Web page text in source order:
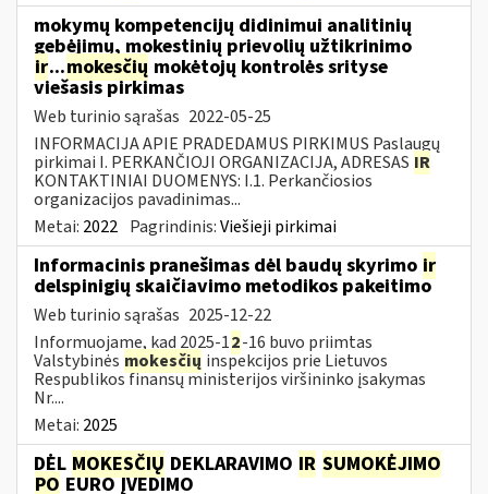
mokymų kompetencijų didinimui analitinių
gebėjimų, mokestinių prievolių užtikrinimo
ir...mokesčių mokėtojų kontrolės srityse
viešasis pirkimas
Web turinio sąrašas 2022-05-25
INFORMACIJA APIE PRADEDAMUS PIRKIMUS Paslaugų
pirkimai I. PERKANČIOJI ORGANIZACIJA, ADRESAS IR
KONTAKTINIAI DUOMENYS: I.1. Perkančiosios
organizacijos pavadinimas...
Metai: 2022 Pagrindinis:Viešieji pirkimai
Informacinis pranešimas dėl baudų skyrimo ir
delspinigių skaičiavimo metodikos pakeitimo
Web turinio sąrašas 2025-12-22
Informuojame, kad 2025-12-16 buvo priimtas
Valstybinės mokesčių inspekcijos prie Lietuvos
Respublikos finansų ministerijos viršininko įsakymas
Nr....
Metai: 2025
DĖL MOKESČIŲ DEKLARAVIMO IR SUMOKĖJIMO
PO EURO ĮVEDIMO